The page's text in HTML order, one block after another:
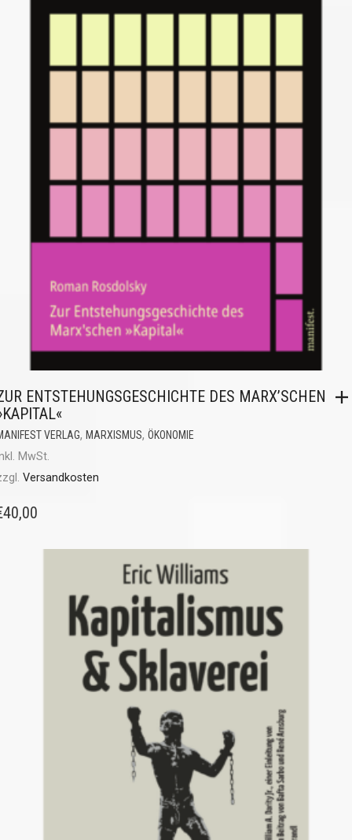
ENTSTEHUNGSGESCHICHTE DES MARX’SCHEN
VERLAG, MARXISMUS, ÖKONOMIE
MwSt.
Versandkosten
40,00